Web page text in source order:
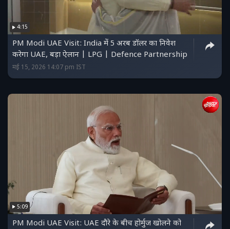
4:15
PM Modi UAE Visit: India में 5 अरब डॉलर का निवेश
करेगा UAE, बड़ा ऐलान | LPG | Defence Partnership
मई 15, 2026 14:07 pm IST
5:09
PM Modi UAE Visit: UAE दौरे के बीच होर्मुज खोलने को